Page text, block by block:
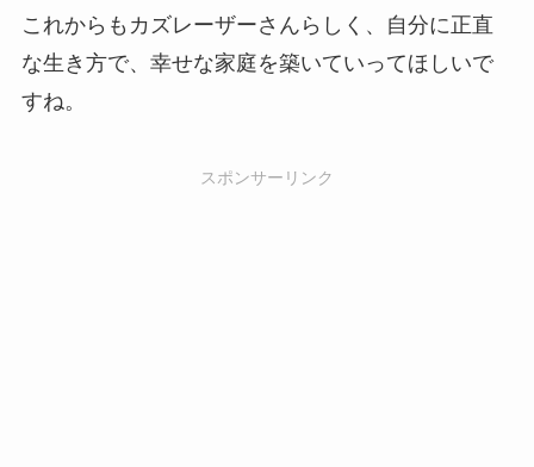
これからもカズレーザーさんらしく、自分に正直
な生き方で、幸せな家庭を築いていってほしいで
すね。
スポンサーリンク